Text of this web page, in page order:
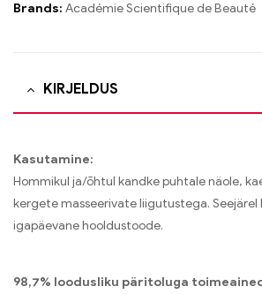
Brands: Académie Scientifique de Beauté
KIRJELDUS
Kasutamine:
Hommikul ja/õhtul kandke puhtale näole,
kergete masseerivate liigutustega. Seejärel
igapäevane hooldustoode.
98,7% loodusliku päritoluga